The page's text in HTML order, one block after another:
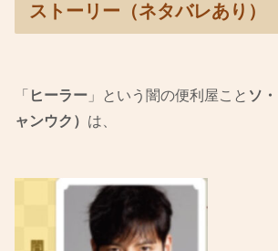
ストーリー（ネタバレあり）
「 ヒーラー 」という闇の便利屋こと ソ
ャンウク） は、